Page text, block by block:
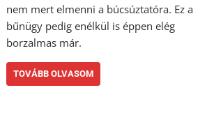
nem mert elmenni a búcsúztatóra. Ez a
bűnügy pedig enélkül is éppen elég
borzalmas már.
TOVÁBB OLVASOM